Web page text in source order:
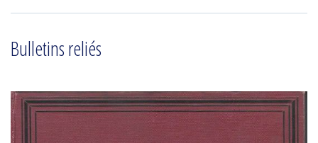
Bulletins reliés